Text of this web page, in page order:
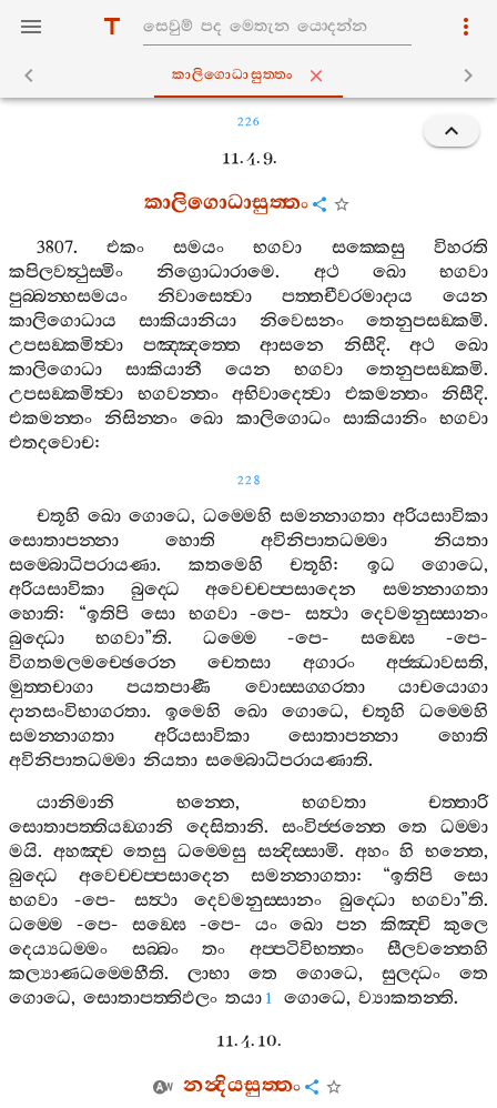
කාලිගොධාසුත‍්තං
226
11. 4. 9.
කාලිගොධාසුත‍්තං
3807. එකං සමයං භගවා සක‍්කෙසු
විහරති
කපිලවත්‍ථුස‍්මිං
නිග්‍රොධාරාමෙ. අථ ඛො
භගවා
පුබ‍්බන‍්හසමයං
නිවාසෙත්‍වා පත‍්තචීවරමාදාය
යෙන
කාලිගොධාය
සාකියානියා නිවෙසනං තෙනුපසඞ‍්කමි.
උපසඞ‍්කමිත්‍වා
පඤ‍්ඤත‍්තෙ ආසනෙ නිසීදි.අථ
ඛො
කාලිගොධා
සාකියානී යෙන භගවා තෙනුපසඞ‍්කමි.
උපසඞ‍්කමිත්‍වා
භගවන‍්තං අභිවාදෙත්‍වා එකමන‍්තං නිසීදි.
එකමන‍්තං නිසින‍්නං ඛො කාලිගොධං සාකියානිං භගවා
එතදවොච:
228
චතූහි ඛො ගොධෙ, ධම‍්මෙහි සමන‍්නාගතා අරියසාවිකා
සොතාපන‍්නා
හොති අවිනිපාතධම‍්මා
නියතා
සම‍්බොධිපරායණා. කතමෙහි චතූහි: ඉධ ගොධෙ,
අරියසාවිකා
බුද‍්ධෙ අවෙච‍්චප‍්පසාදෙන
සමන‍්නාගතා
හොති: “ඉතිපි සො භගවා-පෙ- සත්‍ථා
දෙවමනුස‍්සානං
බුද‍්ධො
භගවා”ති. ධම‍්මෙ -පෙ-සඞ‍්ඝෙ -පෙ-
විගතමලමච‍්ඡෙරෙන
චෙතසා අගාරං අජ‍්ඣාවසති,
මුත‍්තචාගා
පයතපාණී වොස‍්සග‍්ගරතා
යාචයොගා
දානසංවිභාගරතා. ඉමෙහි ඛො ගොධෙ,චතූහි
ධම‍්මෙහි
සමන‍්නාගතා
අරියසාවිකා සොතාපන‍්නා
හොති
අවිනිපාතධම‍්මා නියතා සම‍්බොධිපරායණාති.
යානිමානි
භන‍්තෙ, භගවතා
චත‍්තාරි
සොතාපත‍්තියඞ‍්ගානි
දෙසිතානි. සංවිජ‍්ජන‍්තෙ තෙ
ධම‍්මා
මයි. අහඤ‍්ච තෙසු ධම‍්මෙසු සන්‍දිස‍්සාමි. අහං හි භන‍්තෙ,
බුද‍්ධෙ
අවෙච‍්චප‍්පසාදෙන සමන‍්නාගතා: “ඉතිපි
සො
භගවා -පෙ- සත්‍ථා දෙවමනුස‍්සානං බුද‍්ධො භගවා”ති.
ධම‍්මෙ -පෙ- සඞ‍්ඝෙ-පෙ- යං ඛො පන කිඤ‍්චි
කුලෙ
දෙය්‍යධම‍්මං
සබ‍්බං තං අප‍්පටිවිභත‍්තං
සීලවන‍්තෙහි
කල්‍යාණධම‍්මෙහීති. ලාභා තෙ ගොධෙ, සුලද‍්ධං
තෙ
ගොධෙ, සොතාපත‍්තිඵලං තයා 1 ගොධෙ, ව්‍යාකතන‍්ති.
11. 4. 10.
නන්‍දියසුත‍්තං